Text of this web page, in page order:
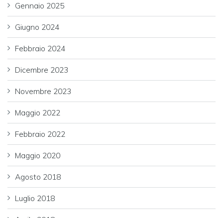
Gennaio 2025
Giugno 2024
Febbraio 2024
Dicembre 2023
Novembre 2023
Maggio 2022
Febbraio 2022
Maggio 2020
Agosto 2018
Luglio 2018